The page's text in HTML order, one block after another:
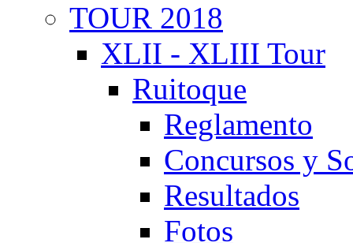
TOUR 2018
XLII - XLIII Tour
Ruitoque
Reglamento
Concursos y
Resultados
Fotos